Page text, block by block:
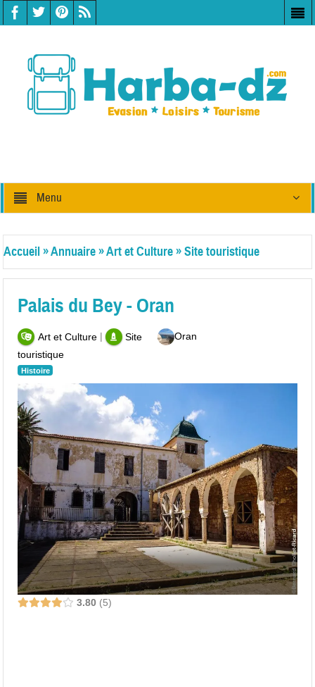
Menu
Accueil»Annuaire»Art et Culture»Site touristique
Palais du Bey - Oran
Art et Culture|
Site
touristique
Histoire
Oran
3.80 5